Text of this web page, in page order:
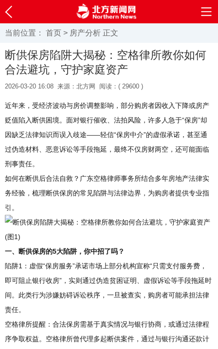
当前位置： 首页 > 房产分析 正文
断供保房陷阱大揭秘：空格律所教你如何
合法避坑，守护家庭资产
2026-03-20 16:08 来源：北方网 阅读：( 29600 )
近年来，受经济波动与房价调整影响，部分购房者因收入下降或房产
贬值陷入断供困境。面对银行催收、法拍风险，许多人急于“保房”却
因缺乏法律知识而误入歧途——轻信“保房中介”的虚假承诺，甚至通
过伪造材料、恶意诉讼等手段拖延，最终不仅房财两空，还可能面临
刑事责任。
如何在断供后合法自救？广东空格律师事务所结合多年房地产法律实
务经验，梳理断供保房的常见陷阱与法律边界，为购房者提供专业指
引。
一、断供保房的5大陷阱，你中招了吗？
陷阱1：虚假“保房服务”承诺市场上部分机构宣称“只需支付服务费，
即可阻止银行收房”，实则通过伪造贫困证明、虚假诉讼等手段拖延时
间。此类行为涉嫌妨碍诉讼秩序，一旦被查实，购房者可能承担法律
责任。
空格律所提醒：合法保房需基于真实情况与银行协商，或通过法律程
序争取权益。空格律所曾代理多起断供案件，通过与银行沟通还款计